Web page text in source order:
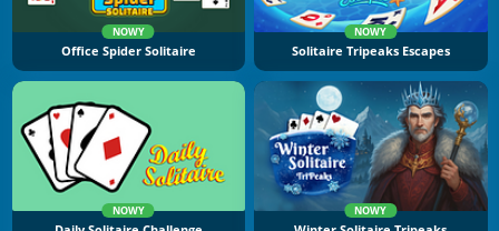
NOWY
Office Spider Solitaire
NOWY
Solitaire Tripeaks Escapes
NOWY NOWY